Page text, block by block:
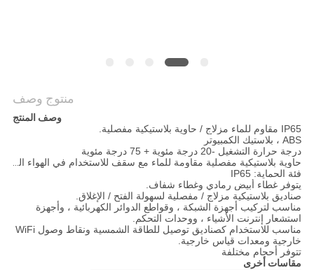
منتوج وصف
وصف المنتج
IP65 مقاوم للماء مزلاج / حاوية بلاستيكية مفصلية.
ABS ، بلاستيك الكمبيوتر
درجة حرارة التشغيل -20 درجة مئوية + 75 درجة مئوية
حاوية بلاستيكية مفصلية مقاومة للماء مع سقف للاستخدام في الهواء الطلق.
فئة الحماية: IP65
يتوفر غطاء أبيض رمادي وغطاء شفاف.
صناديق بلاستيكية مزلاج / مفصلية لسهولة الفتح / الإغلاق.
مناسب لتركيب أجهزة الشبكة ، وقواطع الدوائر الكهربائية ، وأجهزة
استشعار إنترنت الأشياء ، ووحدات التحكم.
مناسب للاستخدام كصناديق توصيل للطاقة الشمسية ونقاط وصول WiFi
خارجية ومعدات قياس خارجية.
تتوفر أحجام مختلفة
مقاسات أخرى